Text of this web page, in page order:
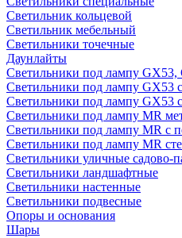
Светильник кольцевой
Светильник мебельный
Светильники точечные
Даунлайты
Светильники под лампу GX53,
Светильники под лампу GX53
Светильники под лампу GX53
Светильники под лампу MR
Светильники под лампу MR с
Светильники под лампу MR
Светильники уличные садово-
Светильники ландшафтные
Светильники настенные
Светильники подвесные
Опоры и основания
Шары